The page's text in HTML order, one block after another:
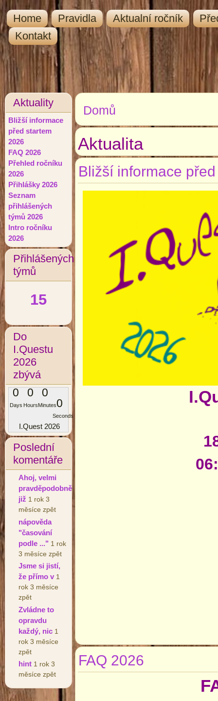
Home Pravidla Aktualní ročník
Kontakt
Aktuality
Bližší informace
před startem
2026
FAQ 2026
Přehled ročníku
2026
Přihlášky 2026
Seznam
přihlášených
týmů 2026
Intro ročníku
2026
Přihlášených
týmů
15
Do
I.Questu
2026
zbývá
0
Days
0
Hours
0
Minutes0
Seconds
I.Quest 2026
Poslední
komentáře
Ahoj, velmi
pravděpodobně
již 1 rok 3
měsíce zpět
nápověda
"časování
podle ..." 1 rok
3 měsíce zpět
Jsme si jistí,
že přímo v 1
rok 3 měsíce
zpět
Zvládne to
opravdu
každý, nic 1
rok 3 měsíce
zpět
hint 1 rok 3
měsíce zpět
Jste zde
Domů
Aktualita
Bližší informace
FAQ 2026